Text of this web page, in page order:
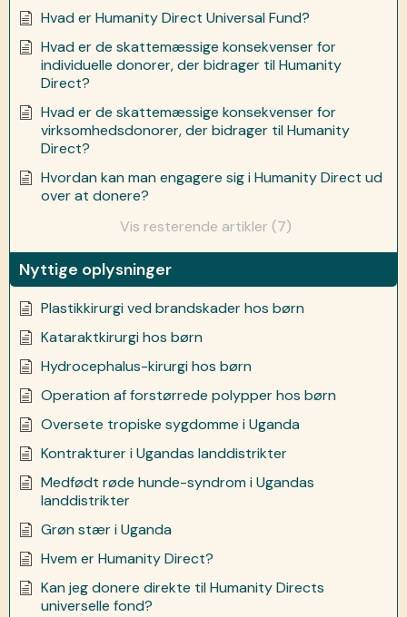
Hvad er Humanity Direct Universal Fund?
Hvad er de skattemæssige konsekvenser for
individuelle donorer, der bidrager til Humanity
Direct?
Hvad er de skattemæssige konsekvenser for
virksomhedsdonorer, der bidrager til Humanity
Direct?
Hvordan kan man engagere sig i Humanity Direct ud
over at donere?
Vis resterende artikler (7)
Nyttige oplysninger
Plastikkirurgi ved brandskader hos børn
Kataraktkirurgi hos børn
Hydrocephalus-kirurgi hos børn
Operation af forstørrede polypper hos børn
Oversete tropiske sygdomme i Uganda
Kontrakturer i Ugandas landdistrikter
Medfødt røde hunde-syndrom i Ugandas
landdistrikter
Grøn stær i Uganda
Hvem er Humanity Direct?
Kan jeg donere direkte til Humanity Directs
universelle fond?